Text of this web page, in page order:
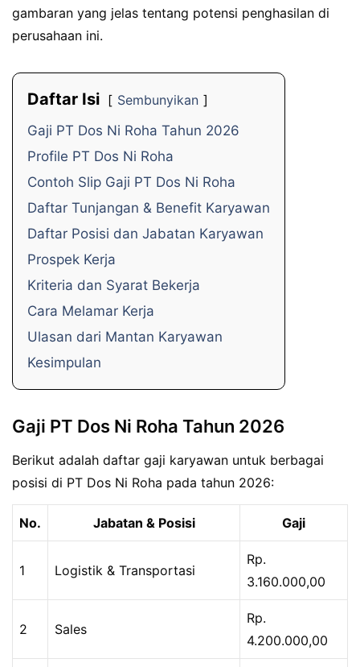
gambaran yang jelas tentang potensi penghasilan di
perusahaan ini.
Daftar Isi
Sembunyikan
Gaji PT Dos Ni Roha Tahun 2026
Profile PT Dos Ni Roha
Contoh Slip Gaji PT Dos Ni Roha
Daftar Tunjangan & Benefit Karyawan
Daftar Posisi dan Jabatan Karyawan
Prospek Kerja
Kriteria dan Syarat Bekerja
Cara Melamar Kerja
Ulasan dari Mantan Karyawan
Kesimpulan
Gaji PT Dos Ni Roha Tahun 2026
Berikut adalah daftar gaji karyawan untuk berbagai
posisi di PT Dos Ni Roha pada tahun 2026:
No. Jabatan & Posisi Gaji
1 Logistik & Transportasi
Rp.
3.160.000,00
2 Sales
Rp.
4.200.000,00